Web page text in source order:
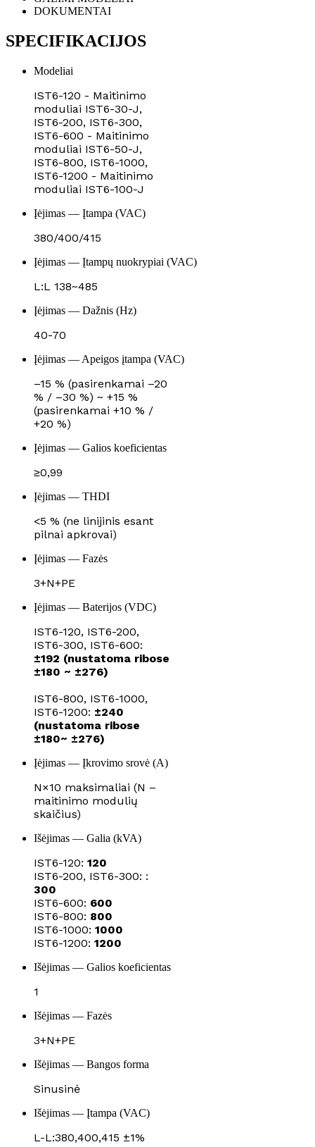
DOKUMENTAI
SPECIFIKACIJOS
Modeliai
IST6-120 - Maitinimo
moduliai IST6-30-J,
IST6-200, IST6-300,
IST6-600 - Maitinimo
moduliai IST6-50-J,
IST6-800, IST6-1000,
IST6-1200 - Maitinimo
moduliai IST6-100-J
Įėjimas — Įtampa (VAC)
380/400/415
Įėjimas — Įtampų nuokrypiai (VAC)
L:L 138~485
Įėjimas — Dažnis (Hz)
40-70
Įėjimas — Apeigos įtampa (VAC)
–15 % (pasirenkamai –20
% / –30 %) ~ +15 %
(pasirenkamai +10 % /
+20 %)
Įėjimas — Galios koeficientas
≥0,99
Įėjimas — THDI
<5 % (ne linijinis esant
pilnai apkrovai)
Įėjimas — Fazės
3+N+PE
Įėjimas — Baterijos (VDC)
IST6-120, IST6-200,
IST6-300, IST6-600:
±192 (nustatoma ribose
±180 ~ ±276)
IST6-800, IST6-1000,
IST6-1200: ±240
(nustatoma ribose
±180~ ±276)
Įėjimas — Įkrovimo srovė (A)
N×10 maksimaliai (N –
maitinimo modulių
skaičius)
Išėjimas — Galia (kVA)
IST6-120: 120
IST6-200, IST6-300: :
300
IST6-600: 600
IST6-800: 800
IST6-1000: 1000
IST6-1200: 1200
Išėjimas — Galios koeficientas
1
Išėjimas — Fazės
3+N+PE
Išėjimas — Bangos forma
Sinusinė
Išėjimas — Įtampa (VAC)
L-L:380,400,415 ±1%